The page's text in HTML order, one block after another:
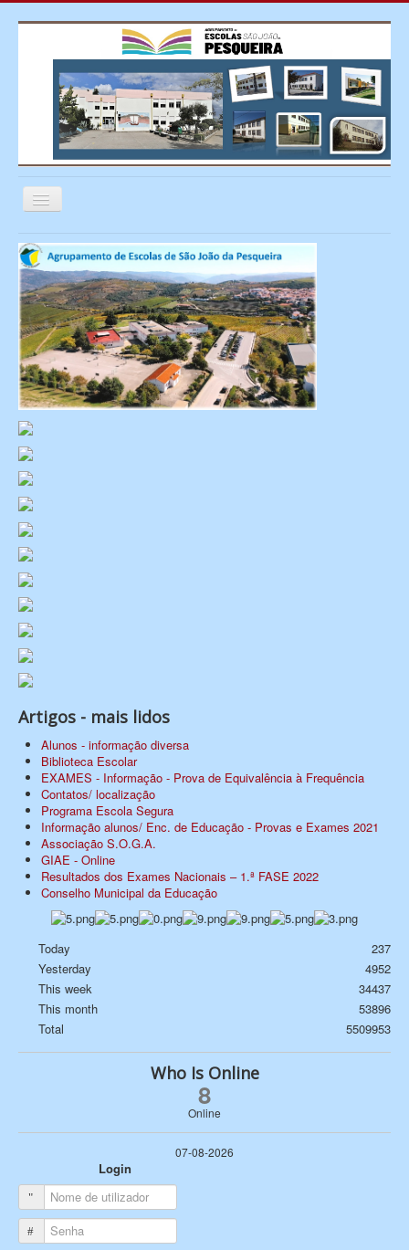
Ativar/Desativar
Artigos - mais lidos
Alunos - informação diversa
Biblioteca Escolar
EXAMES - Informação - Prova de Equivalência à Frequência
Contatos/ localização
Programa Escola Segura
Informação alunos/ Enc. de Educação - Provas e Exames 2021
Associação S.O.G.A.
GIAE - Online
Resultados dos Exames Nacionais – 1.ª FASE 2022
Conselho Municipal da Educação
Today
237
Yesterday
4952
This week
34437
This month
53896
Total
5509953
Who Is Online
8
Online
07-08-2026
Login
Nome de utilizador
Senha